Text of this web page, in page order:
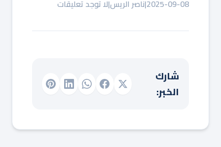
2025-09-08
|ناصر الريس|لا توجد تعليقات
شارك
الخبر: